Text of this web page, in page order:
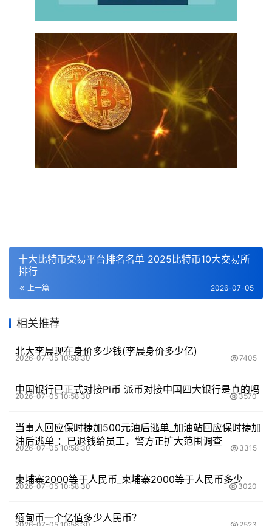
十大比特币交易平台排名名单 2025比特币10大交易所
排行
上一篇 2026-07-05
相关推荐
北大李晨现在身价多少钱(李晨身价多少亿)
2026-07-05 10:58:30 7405
中国银行已正式对接Pi币 派币对接中国四大银行是真的吗
2026-07-05 10:58:30 3570
当事人回应保时捷加500元油后逃单_加油站回应保时捷加
油后逃单 ：已退钱给员工，警方正扩大范围调查
2026-07-05 10:58:30 3315
柬埔寨2000等于人民币_柬埔寨2000等于人民币多少
2026-07-05 10:58:30 3020
缅甸币一个亿值多少人民币？